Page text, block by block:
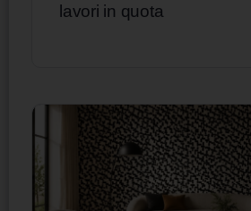
lavori in quota